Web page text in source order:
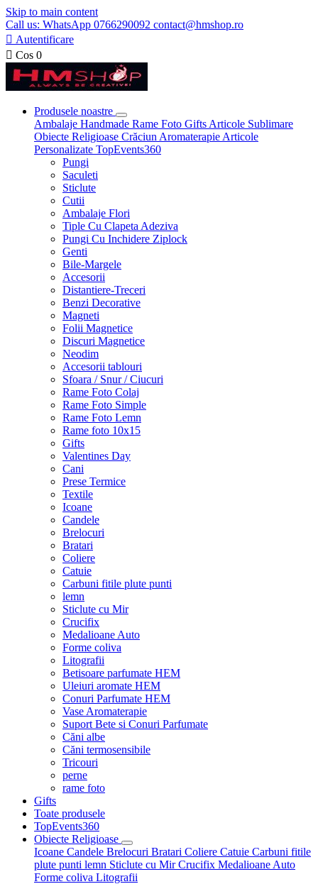
Skip to main content
Call us: WhatsApp 0766290092 contact@hmshop.ro
 Autentificare
 Cos 0
Produsele noastre
Ambalaje Handmade Rame Foto Gifts Articole Sublimare
Obiecte Religioase Crăciun Aromaterapie Articole
Personalizate TopEvents360
Pungi
Saculeti
Sticlute
Cutii
Ambalaje Flori
Tiple Cu Clapeta Adeziva
Pungi Cu Inchidere Ziplock
Genti
Bile-Margele
Accesorii
Distantiere-Treceri
Benzi Decorative
Magneti
Folii Magnetice
Discuri Magnetice
Neodim
Accesorii tablouri
Sfoara / Snur / Ciucuri
Rame Foto Colaj
Rame Foto Simple
Rame Foto Lemn
Rame foto 10x15
Gifts
Valentines Day
Cani
Prese Termice
Textile
Icoane
Candele
Brelocuri
Bratari
Coliere
Catuie
Carbuni fitile plute punti
lemn
Sticlute cu Mir
Crucifix
Medalioane Auto
Forme coliva
Litografii
Betisoare parfumate HEM
Uleiuri aromate HEM
Conuri Parfumate HEM
Vase Aromaterapie
Suport Bete si Conuri Parfumate
Căni albe
Căni termosensibile
Tricouri
perne
rame foto
Gifts
Toate produsele
TopEvents360
Obiecte Religioase
Icoane Candele Brelocuri Bratari Coliere Catuie Carbuni fitile
plute punti lemn Sticlute cu MirCrucifix Medalioane Auto
Forme coliva Litografii